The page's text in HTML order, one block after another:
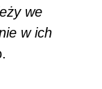
we
w ich